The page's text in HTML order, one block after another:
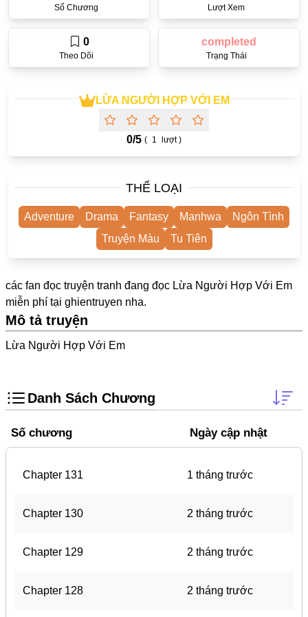
One Shot
#Âu Cổ
Showbiz
Mature
Trọng Sinh
Doujinshi
Thanh Xuân Vườn Trường
Shoujo Ai
#Trâu Già Gặm Cỏ Non
Demons
Anime
#Hoàng Gia
LỪA NGƯỜI HỢP VỚI EM
0/5 ( 1 lượt )
Số Chương Lượt Xem
Theo Dõi
0
Trạng Thái
completed
THỂ LOẠI
Adventure Drama Fantasy Manhwa
Ngôn Tình
Truyện Màu
Tu Tiên
các fan đọc truyện tranh đang đọc Lừa Người Hợp Với Em
miễn phí tại ghientruyen nha.
Mô tả truyện
Lừa Người Hợp Với Em
Danh Sách Chương
Số chương Ngày cập nhật
Chapter 131 1 tháng trước
Chapter 130 2 tháng trước
Chapter 129 2 tháng trước
Chapter 128 2 tháng trước